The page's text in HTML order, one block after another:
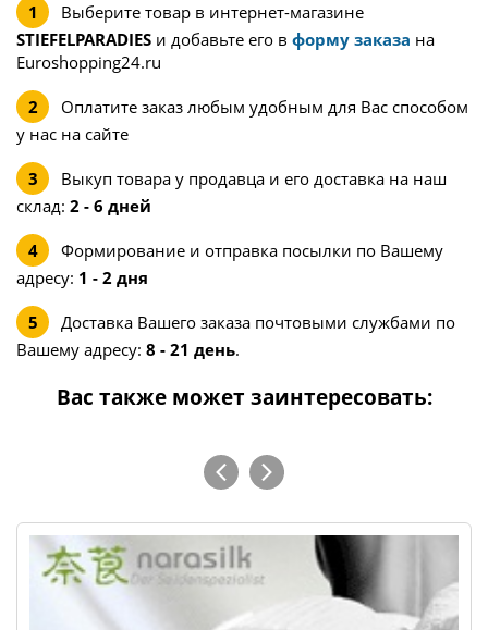
Выберите товар в интернет-магазине
STIEFELPARADIES и добавьте его в форму заказа на
Euroshopping24.ru
Оплатите заказ любым удобным для Вас способом
у нас на сайте
Выкуп товара у продавца и его доставка на наш
склад: 2 - 6 дней
Формирование и отправка посылки по Вашему
адресу: 1 - 2 дня
Доставка Вашего заказа почтовыми службами по
Вашему адресу: 8 - 21 день.
Вас также может заинтересовать: